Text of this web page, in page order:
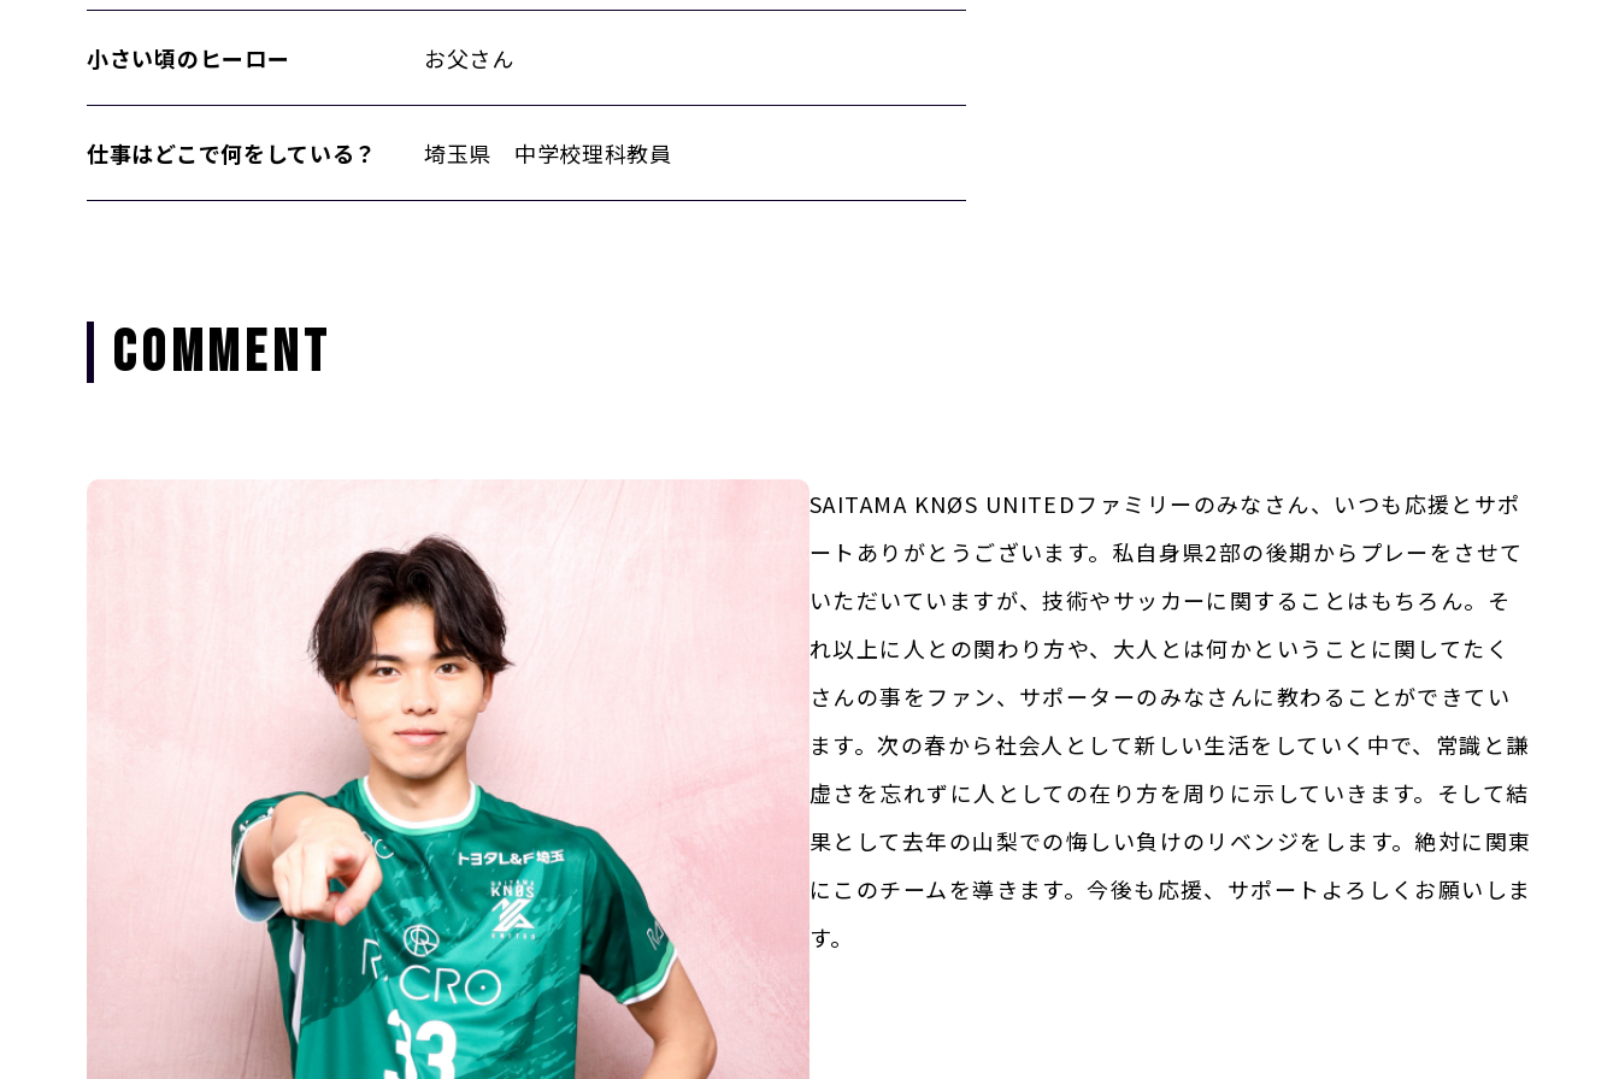
小さい頃のヒーロー お父さん
仕事はどこで何をしている？ 埼玉県 中学校理科教員
COMMENT
SAITAMA KNØS UNITEDファミリーのみなさん、いつも応援とサポ
ートありがとうございます。私自身県2部の後期からプレーをさせて
いただいていますが、技術やサッカーに関することはもちろん。そ
れ以上に人との関わり方や、大人とは何かということに関してたく
さんの事をファン、サポーターのみなさんに教わることができてい
ます。次の春から社会人として新しい生活をしていく中で、常識と謙
虚さを忘れずに人としての在り方を周りに示していきます。そして結
果として去年の山梨での悔しい負けのリベンジをします。絶対に関東
にこのチームを導きます。今後も応援、サポートよろしくお願いしま
す。